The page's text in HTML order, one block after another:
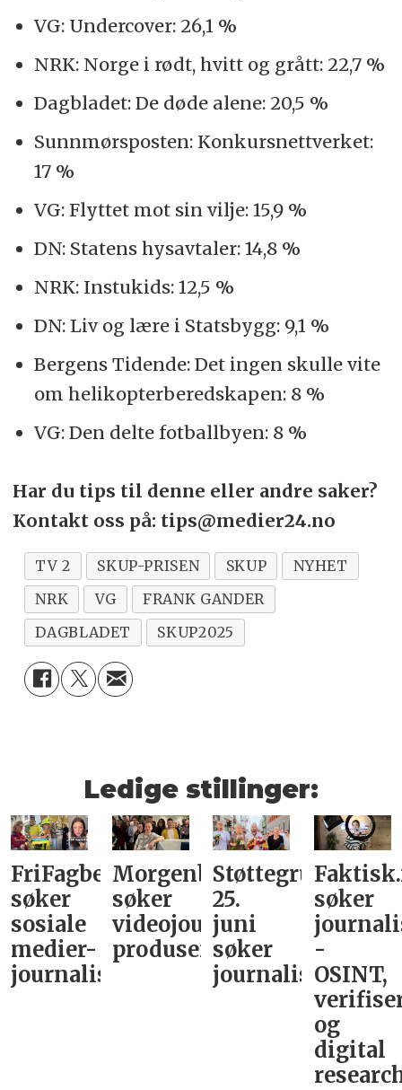
VG: Undercover: 26,1 %
NRK: Norge i rødt, hvitt og grått: 22,7 %
Dagbladet: De døde alene: 20,5 %
Sunnmørsposten: Konkursnettverket:
17 %
VG: Flyttet mot sin vilje: 15,9 %
DN: Statens hysavtaler: 14,8 %
NRK: Instukids: 12,5 %
DN: Liv og lære i Statsbygg: 9,1 %
Bergens Tidende: Det ingen skulle vite
om helikopterberedskapen: 8 %
VG: Den delte fotballbyen: 8 %
Har du tips til denne eller andre saker?
Kontakt oss på: tips@medier24.no
TV 2 SKUP-PRISEN SKUP
NYHET
NRK
VG
FRANK GANDER
DAGBLADET
SKUP2025
Ledige stillinger:
FriFagbevegelse
søker
sosiale
medier-
journalist
Morgenbladet
søker
videojournalist/podkast-
produsent
Støttegruppa
25.
juni
søker
journalist
søker
-
OSINT,
og
digital